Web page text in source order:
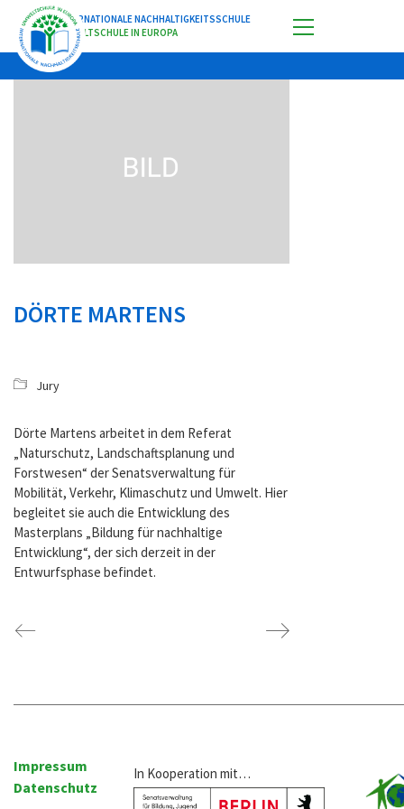
INTERNATIONALE NACHHALTIGKEITSSCHULE
UMWELTSCHULE IN EUROPA
DÖRTE MARTENS
Jury
Dörte Martens arbeitet in dem Referat
„Naturschutz, Landschaftsplanung und
Forstwesen“ der Senatsverwaltung für
Mobilität, Verkehr, Klimaschutz und Umwelt. Hier
begleitet sie auch die Entwicklung des
Masterplans „Bildung für nachhaltige
Entwicklung“, der sich derzeit in der
Entwurfsphase befindet.
In Kooperation mit…
Impressum
Datenschutz